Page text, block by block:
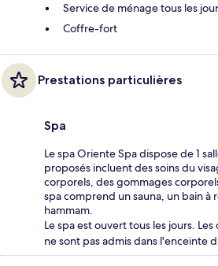
Service de ménage tous les
Coffre-fort
Prestations particulières
Spa
Le spa Oriente Spa dispose de 1
proposés incluent des soins du
corporels, des gommages
spa comprend un sauna, un bain à
hammam.
Le spa est ouvert tous les jours.
ne sont pas admis dans l'enceinte